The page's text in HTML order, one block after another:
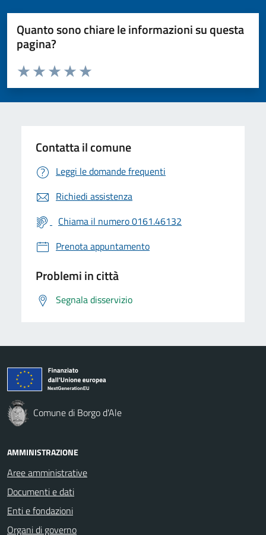
Quanto sono chiare le informazioni su questa
pagina?
Valuta da 1 a 5 stelle la pagina
Valuta 5 stelle su 5
Valuta 4 stelle su 5
Valuta 3 stelle su 5
Valuta 2 stelle su 5
Valuta 1 stelle su 5
Contatta il comune
Leggi le domande frequenti
Richiedi assistenza
Chiama il numero 0161.46132
Prenota appuntamento
Problemi in città
Segnala disservizio
Comune di Borgo d'Ale
AMMINISTRAZIONE
Aree amministrative
Documenti e dati
Enti e fondazioni
Organi di governo